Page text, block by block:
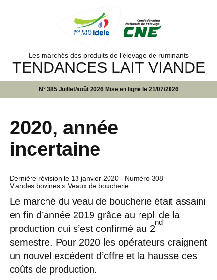
Les marchés des produits de l’élevage de ruminants
TENDANCES LAIT VIANDE
N° 385 Juillet/août 2026 Mise en ligne le 21/07/2026
2020, année
incertaine
Dernière révision le 13 janvier 2020 - Numéro 308
Viandes bovines » Veaux de boucherie
Le marché du veau de boucherie était assaini
en fin d’année 2019 grâce au repli de la
production qui s’est confirmé au 2
nd
semestre. Pour 2020 les opérateurs craignent
un nouvel excédent d’offre et la hausse des
coûts de production.